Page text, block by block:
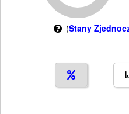
(Stany